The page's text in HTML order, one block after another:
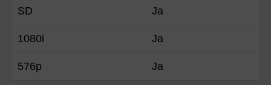
SD Ja
1080i Ja
576p Ja